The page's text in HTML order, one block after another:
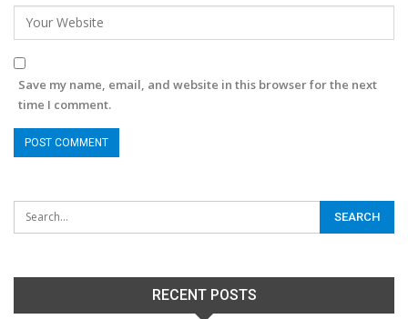
Save my name, email, and website in this browser for the next
time I comment.
RECENT POSTS